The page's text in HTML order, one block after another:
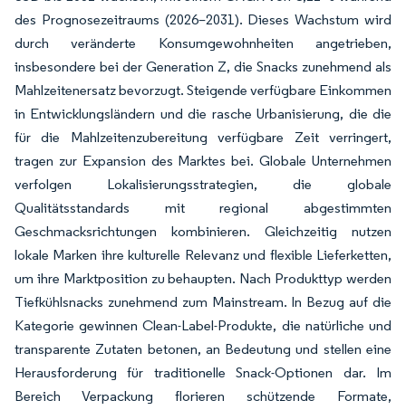
des Prognosezeitraums (2026–2031). Dieses Wachstum wird
durch veränderte Konsumgewohnheiten angetrieben,
insbesondere bei der Generation Z, die Snacks zunehmend als
Mahlzeitenersatz bevorzugt. Steigende verfügbare Einkommen
in Entwicklungsländern und die rasche Urbanisierung, die die
für die Mahlzeitenzubereitung verfügbare Zeit verringert,
tragen zur Expansion des Marktes bei. Globale Unternehmen
verfolgen Lokalisierungsstrategien, die globale
Qualitätsstandards mit regional abgestimmten
Geschmacksrichtungen kombinieren. Gleichzeitig nutzen
lokale Marken ihre kulturelle Relevanz und flexible Lieferketten,
um ihre Marktposition zu behaupten. Nach Produkttyp werden
Tiefkühlsnacks zunehmend zum Mainstream. In Bezug auf die
Kategorie gewinnen Clean-Label-Produkte, die natürliche und
transparente Zutaten betonen, an Bedeutung und stellen eine
Herausforderung für traditionelle Snack-Optionen dar. Im
Bereich Verpackung florieren schützende Formate,